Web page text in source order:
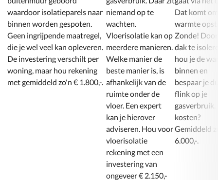
waardoor isolatieparels naar
binnen worden gespoten.
Geen ingrijpende maatregel,
die je wel veel kan opleveren.
De investering verschilt per
woning, maar hou rekening
niemand op te
wachten.
Vloerisolatie kan op
meerdere manieren.
Welke manier de
beste manier is, is
afhankelijk van de
ruimte onder de
vloer. Een expert
kan je hierover
adviseren. Hou voor
vloerisolatie
rekening met een
investering van
Dat komt
warmte
Zonde!
dak te
hou je de
binnen en
bespaar je
flink op je
gasverbruik.
kosten?
Gemiddeld